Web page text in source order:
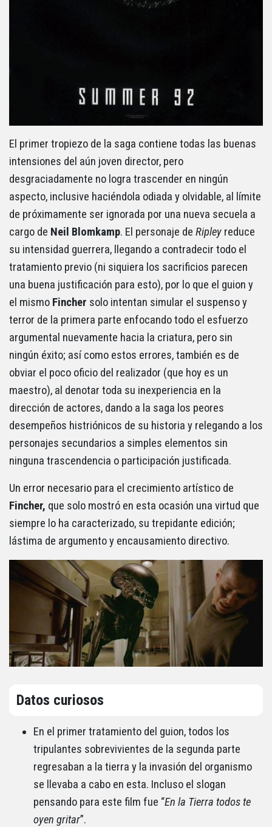
El primer tropiezo de la saga contiene todas las buenas
intensiones del aún joven director, pero
desgraciadamente no logra trascender en ningún
aspecto, inclusive haciéndola odiada y olvidable, al límite
de próximamente ser ignorada por una nueva secuela a
cargo de Neil Blomkamp. El personaje de Ripley reduce
su intensidad guerrera, llegando a contradecir todo el
tratamiento previo (ni siquiera los sacrificios parecen
una buena justificación para esto), por lo que el guion y
el mismo Fincher solo intentan simular el suspenso y
terror de la primera parte enfocando todo el esfuerzo
argumental nuevamente hacia la criatura, pero sin
ningún éxito; así como estos errores, también es de
obviar el poco oficio del realizador (que hoy es un
maestro), al denotar toda su inexperiencia en la
dirección de actores, dando a la saga los peores
desempeños histriónicos de su historia y relegando a los
personajes secundarios a simples elementos sin
ninguna trascendencia o participación justificada.
Un error necesario para el crecimiento artístico de
Fincher, que solo mostró en esta ocasión una virtud que
siempre lo ha caracterizado, su trepidante edición;
lástima de argumento y encausamiento directivo.
Datos curiosos
En el primer tratamiento del guion, todos los
tripulantes sobrevivientes de la segunda parte
regresaban a la tierra y la invasión del organismo
se llevaba a cabo en esta. Incluso el slogan
pensando para este film fue “En la Tierra todos te
oyen gritar”.